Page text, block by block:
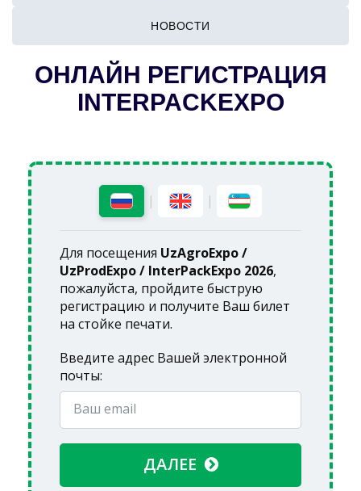
НОВОСТИ
ОНЛАЙН РЕГИСТРАЦИЯ
INTERPACKEXPO